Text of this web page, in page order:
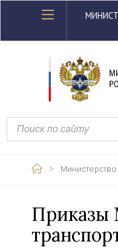
> Министерство
Приказы